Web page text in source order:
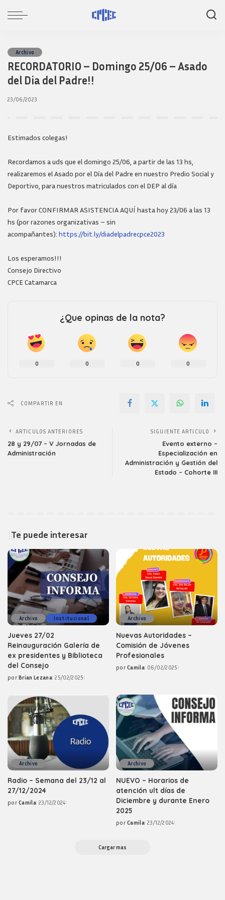
Archivo
RECORDATORIO – Domingo 25/06 – Asado
del Dia del Padre!!
23/06/2023
Estimados colegas!
Recordamos a uds que el domingo 25/06, a partir de las 13 hs,
realizaremos el Asado por el Día del Padre en nuestro Predio Social y
Deportivo, para nuestros matriculados con el DEP al día
Por favor CONFIRMAR ASISTENCIA AQUÍ hasta hoy 23/06 a las 13
hs (por razones organizativas – sin
acompañantes): https://bit.ly/diadelpadrecpce2023
Los esperamos!!!
Consejo Directivo
CPCE Catamarca
¿Que opinas de la nota?
0 0 0 0
COMPARTIR EN
ARTICULOS ANTERIORES
28 y 29/07 – V Jornadas de
Administración
SIGUIENTE ARTICULO
Evento externo –
Especialización en
Administración y Gestión del
Estado – Cohorte III
Te puede interesar
Archivo Institucional
Jueves 27/02
Reinauguración Galería de
ex presidentes y Biblioteca
del Consejo
Posted
por Brian Lezana 25/02/2025
Archivo
Nuevas Autoridades –
Comisión de Jóvenes
Profesionales
Posted
por Camila 06/02/2025
Archivo
Radio – Semana del 23/12 al
27/12/2024
Posted
por Camila 23/12/2024
Archivo
NUEVO – Horarios de
atención ult días de
Diciembre y durante Enero
2025
Posted
por Camila 23/12/2024
Cargar mas